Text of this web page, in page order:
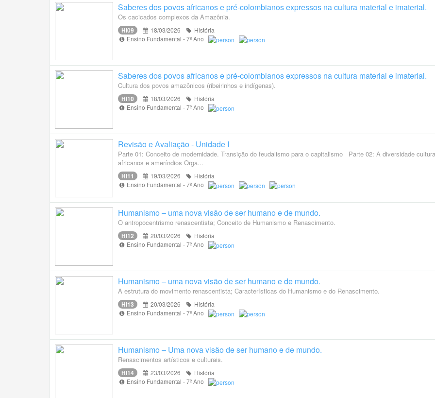
Saberes dos povos africanos e pré-colombianos expressos na cultura material e imaterial.
Os cacicados complexos da Amazônia.
HI09 18/03/2026
História
Ensino Fundamental - 7º Ano
Saberes dos povos africanos e pré-colombianos expressos na cultura material e imaterial.
Cultura dos povos amazônicos (ribeirinhos e indígenas).
HI10 18/03/2026
História
Ensino Fundamental - 7º Ano
Revisão e Avaliação - Unidade I
Parte 01: Conceito de modernidade. Transição do feudalismo para o capitalismo Parte 02: A diversidade
africanos e ameríndios Orga...
HI11 19/03/2026
História
Ensino Fundamental - 7º Ano
Humanismo – uma nova visão de ser humano e de mundo.
O antropocentrismo renascentista; Conceito de Humanismo e Renascimento.
HI12 20/03/2026
História
Ensino Fundamental - 7º Ano
Humanismo – uma nova visão de ser humano e de mundo.
A estrutura do movimento renascentista; Características do Humanismo e do Renascimento.
HI13 20/03/2026
História
Ensino Fundamental - 7º Ano
Humanismo – Uma nova visão de ser humano e de mundo.
Renascimentos artísticos e culturais.
HI14 23/03/2026
História
Ensino Fundamental - 7º Ano